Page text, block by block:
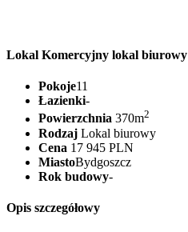
Lokal Komercyjny lokal biurowy
Pokoje11
Łazienki-
Powierzchnia 370m2
Rodzaj Lokal biurowy
Cena 17 945 PLN
MiastoBydgoszcz
Rok budowy-
Opis szczegółowy